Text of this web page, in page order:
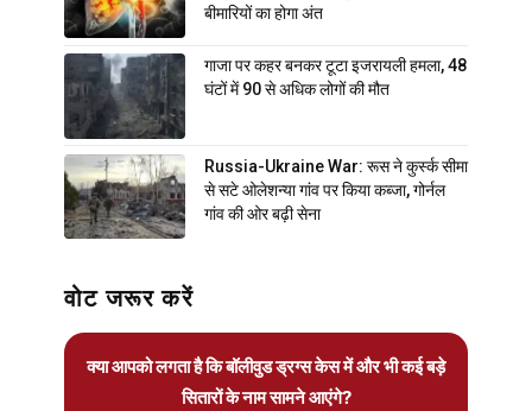
बीमारियों का होगा अंत
गाजा पर कहर बनकर टूटा इजरायली हमला, 48
घंटों में 90 से अधिक लोगों की मौत
Russia-Ukraine War: रूस ने कुर्स्क सीमा
से सटे ओलेशन्या गांव पर किया कब्जा, गोर्नल
गांव की ओर बढ़ी सेना
वोट जरूर करें
क्या आपको लगता है कि बॉलीवुड ड्रग्स केस में और भी कई बड़े
सितारों के नाम सामने आएंगे?